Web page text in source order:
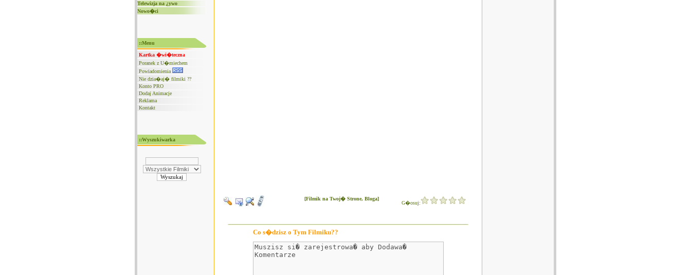
Telewizja na ¿ywo
Nowo�ci
::Menu
Kartka �wi�teczna
Poranek z U�miechem
Powiadomienia
Nie dzia�aj� filmiki ??
Konto PRO
Dodaj Animacje
Reklama
Kontakt
::Wyszukiwarka
[Filmik na Twoj� Strone, Bloga]
G�osuj:
Co s�dzisz o Tym Filmiku??